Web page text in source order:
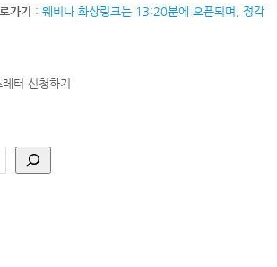
가기 : 웨비나 화상링크는 13:20분에 오픈되며, 정각
터 신청하기